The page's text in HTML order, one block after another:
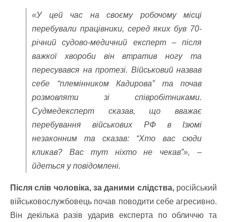
‎«У цей час на своєму робочому місці
перебували працівники, серед яких був 70-
річний судово-медичний експерт – після
важкої хвороби він втратив ногу та
пересувався на протезі. Військовий назвав
себе “племінником Кадирова” та почав
розмовляти зі співробітниками.
Судмедексперт сказав, що вважає
перебування військових РФ в Ізюмі
незаконним та сказав: “Хто вас сюди
кликав? Вас тут ніхто не чекав”‎», –
йдеться у повідомлені.
Після слів чоловіка, за даними слідства,російський
військовослужбовець почав поводити себе агресивно.
Він декілька разів ударив експерта по обличчю та